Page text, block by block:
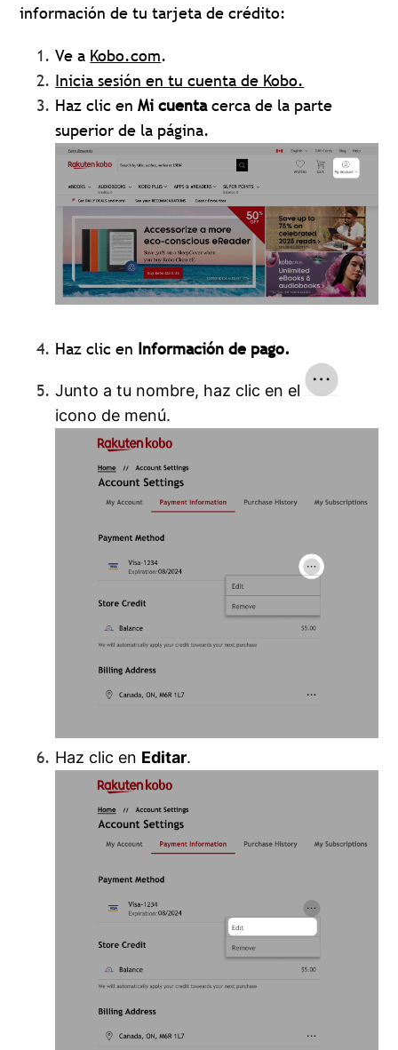
información de tu tarjeta de crédito:
Ve a Kobo.com.
Inicia sesión en tu cuenta de Kobo.
Haz clic enMi cuentacerca de la parte
superior de la página.
Haz clic en Información de pago.
Junto a tu nombre, haz clic en el
icono de menú.
Haz clic en Editar.